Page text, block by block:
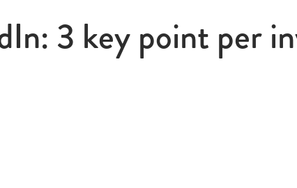
Ti3 key point per